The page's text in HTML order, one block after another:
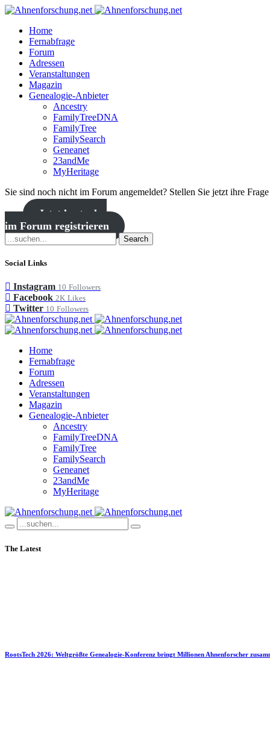
Home
Fernabfrage
Forum
Adressen
Veranstaltungen
Magazin
Genealogie-Anbieter
Ancestry
FamilyTreeDNA
FamilyTree
FamilySearch
Geneanet
23andMe
MyHeritage
Sie sind noch nicht im Forum angemeldet? Stellen Sie jetzt ihre
Jetzt kostenlos
im Forum registrieren
Search
Social Links
Instagram 10 Followers
Facebook 2K Likes
Twitter 10 Followers
Home
Fernabfrage
Forum
Adressen
Veranstaltungen
Magazin
Genealogie-Anbieter
Ancestry
FamilyTreeDNA
FamilyTree
FamilySearch
Geneanet
23andMe
MyHeritage
The Latest
RootsTech 2026: Weltgrößte Genealogie-Konferenz bringt Millionen Ahnenforscher